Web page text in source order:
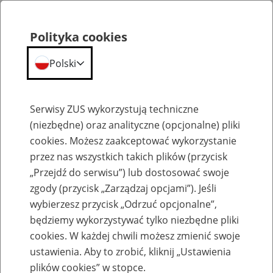
Emerytury
Baza zlikwidowanych lub
przekształconych zakładów pracy
Polityka cookies
Polski
Serwisy ZUS wykorzystują techniczne
(niezbędne) oraz analityczne (opcjonalne) pliki
cookies. Możesz zaakceptować wykorzystanie
przez nas wszystkich takich plików (przycisk
„Przejdź do serwisu”) lub dostosować swoje
zgody (przycisk „Zarządzaj opcjami”). Jeśli
wybierzesz przycisk „Odrzuć opcjonalne”,
będziemy wykorzystywać tylko niezbędne pliki
cookies. W każdej chwili możesz zmienić swoje
ustawienia. Aby to zrobić, kliknij „Ustawienia
plików cookies” w stopce.